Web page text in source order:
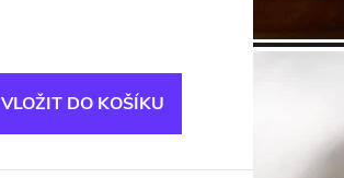
VLOŽIT DO KOŠÍKU